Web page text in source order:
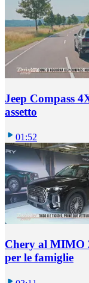
Jeep Compass
assetto
01:52
Chery al MIMO
per le famiglie